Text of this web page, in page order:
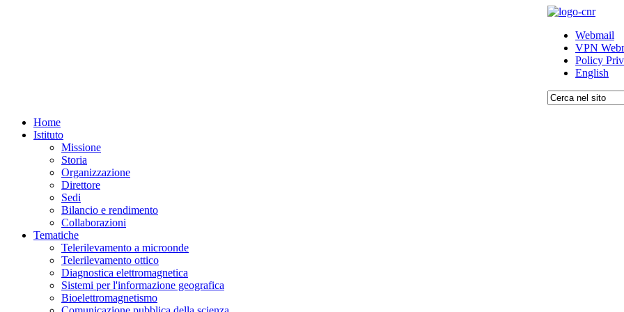
Webmail
VPN
Policy
English
Home
Istituto
Missione
Storia
Organizzazione
Direttore
Sedi
Bilancio e rendimento
Collaborazioni
Tematiche
Telerilevamento a microonde
Telerilevamento ottico
Diagnostica elettromagnetica
Sistemi per l'informazione geografica
Bioelettromagnetismo